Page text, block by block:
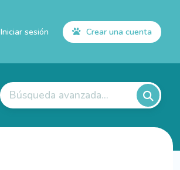
Iniciar sesión Crear una cuenta
Búsqueda avanzada...